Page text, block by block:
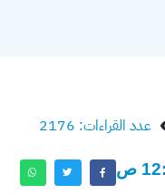
عدد القراءات: 2176